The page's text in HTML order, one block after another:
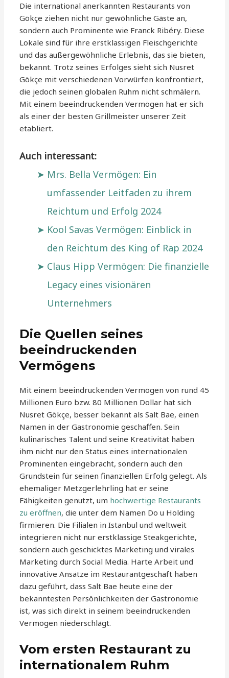
Die international anerkannten Restaurants von
Gökçe ziehen nicht nur gewöhnliche Gäste an,
sondern auch Prominente wie Franck Ribéry. Diese
Lokale sind für ihre erstklassigen Fleischgerichte
und das außergewöhnliche Erlebnis, das sie bieten,
bekannt. Trotz seines Erfolges sieht sich Nusret
Gökçe mit verschiedenen Vorwürfen konfrontiert,
die jedoch seinen globalen Ruhm nicht schmälern.
Mit einem beeindruckenden Vermögen hat er sich
als einer der besten Grillmeister unserer Zeit
etabliert.
Auch interessant:
Mrs. Bella Vermögen: Ein
umfassender Leitfaden zu ihrem
Reichtum und Erfolg 2024
Kool Savas Vermögen: Einblick in
den Reichtum des King of Rap 2024
Claus Hipp Vermögen: Die finanzielle
Legacy eines visionären
Unternehmers
Die Quellen seines
beeindruckenden
Vermögens
Mit einem beeindruckenden Vermögen von rund 45
Millionen Euro bzw. 80 Millionen Dollar hat sich
Nusret Gökçe, besser bekannt als Salt Bae, einen
Namen in der Gastronomie geschaffen. Sein
kulinarisches Talent und seine Kreativität haben
ihm nicht nur den Status eines internationalen
Prominenten eingebracht, sondern auch den
Grundstein für seinen finanziellen Erfolg gelegt. Als
ehemaliger Metzgerlehrling hat er seine
Fähigkeiten genutzt, um hochwertige Restaurants
zu eröffnen, die unter dem Namen Do u Holding
firmieren. Die Filialen in Istanbul und weltweit
integrieren nicht nur erstklassige Steakgerichte,
sondern auch geschicktes Marketing und virales
Marketing durch Social Media. Harte Arbeit und
innovative Ansätze im Restaurantgeschäft haben
dazu geführt, dass Salt Bae heute eine der
bekanntesten Persönlichkeiten der Gastronomie
ist, was sich direkt in seinem beeindruckenden
Vermögen niederschlägt.
Vom ersten Restaurant zu
internationalem Ruhm